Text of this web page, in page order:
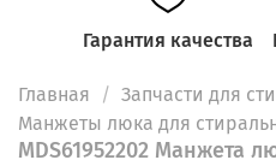
Гарантия качества
Главная
Запчасти для
Манжеты люка для
MDS61952202 Манжета